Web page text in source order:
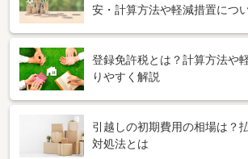
安・計算方法や軽減措置につ
登録免許税とは？計算方法や
りやすく解説
引越しの初期費用の相場は？
対処法とは